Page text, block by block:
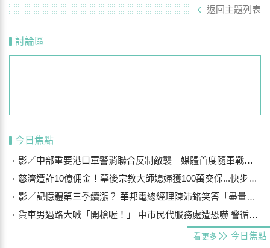
返回主題列表
討論區
今日焦點
影／中部重要港口軍警消聯合反制敵襲 媒體首度隨軍戰鬥演練
慈濟遭詐10億佣金！幕後宗教大師媳婦獲100萬交保...快步奔離不發一語
影／記憶體第三季續漲？ 華邦電總經理陳沛銘笑答「盡量不要漲太多」
貨車男過路大喊「開槍喔！」 中市民代服務處遭恐嚇 警循線追緝
看更多 今日焦點